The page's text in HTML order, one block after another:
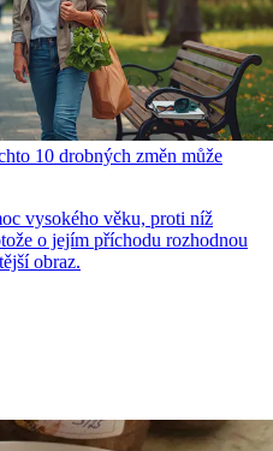
10 drobných změn může
vysokého věku, proti níž
o jejím příchodu rozhodnou
obraz.